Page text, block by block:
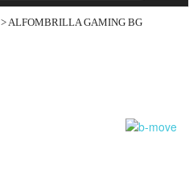
> ALFOMBRILLA GAMING BG